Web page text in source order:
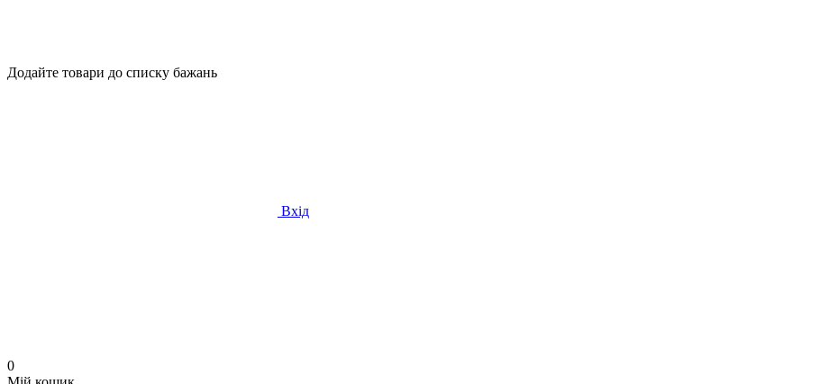
Додайте товари до списку бажань
Вхід
0